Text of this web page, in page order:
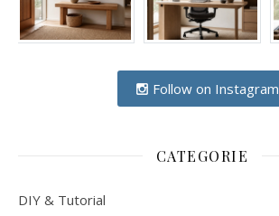
Follow on Instagram
CATEGORIE
DIY & Tutorial